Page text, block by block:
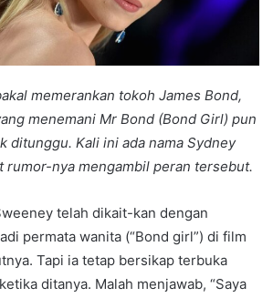
memerankan tokoh James Bond,
menemani Mr Bond (Bond Girl) pun
ditunggu. Kali ini ada nama Sydney
rumor-nya mengambil peran tersebut.
telah dikait-kan dengan
permata wanita (“Bond girl”) di film
Tapi ia tetap bersikap terbuka
ditanya. Malah menjawab, “Saya